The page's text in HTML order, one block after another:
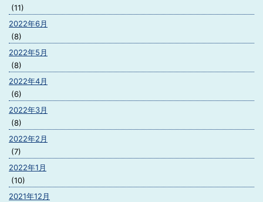
(11)
2022年6月
(8)
2022年5月
(8)
2022年4月
(6)
2022年3月
(8)
2022年2月
(7)
2022年1月
(10)
2021年12月